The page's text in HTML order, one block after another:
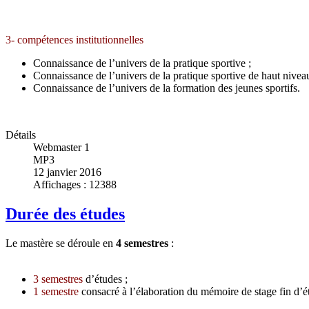
3- compétences institutionnelles
Connaissance de l’univers de la pratique sportive ;
Connaissance de l’univers de la pratique sportive de haut
Connaissance de l’univers de la formation des jeunes sportifs.
Détails
Webmaster 1
MP3
12 janvier 2016
Affichages : 12388
Durée des études
Le mastère se déroule en 4 semestres :
3 semestres d’études ;
1 semestre consacré à l’élaboration du mémoire de stage fin